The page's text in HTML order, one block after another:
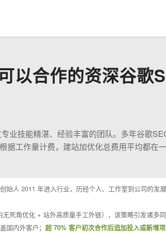
以合作的资深谷歌
业技能精湛、经验丰富的团队。多年谷歌
据工作量计费，建站加优化总费用平均都在
始人 2011 年进入行业，历经个人、工作室到公司的
无死角优化 + 站外高质量手工外链），该策略引发诸多
国内外客户； 超 70% 客户初次合作后追加投入或新增